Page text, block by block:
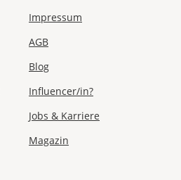
Impressum
AGB
Blog
Influencer/in?
Jobs & Karriere
Magazin